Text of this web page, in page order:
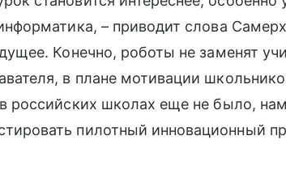
– приводит слова
Конечно, роботы не заменят
в плане мотивации
российских школах еще не было,
пилотный инновационный